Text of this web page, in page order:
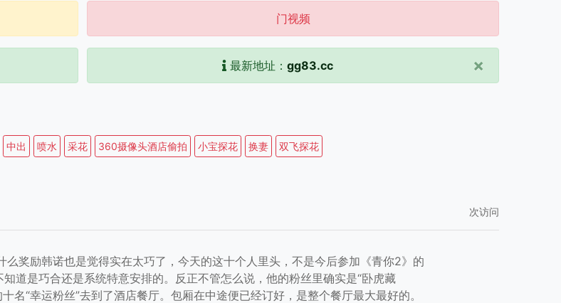
门视频
最新地址： gg83.cc ×
中出 喷水 采花 360摄像头酒店偷拍 小宝探花 换妻 双飞探花
次访问
奖励韩诺也是觉得实在太巧了，今天的这十个人里头，不是今后参加《青你2》的
道是巧合还是系统特意安排的。反正不管怎么说，他的粉丝里确实是“卧虎藏
名“幸运粉丝”去到了酒店餐厅。包厢在中途便已经订好，是整个餐厅最大最好的。